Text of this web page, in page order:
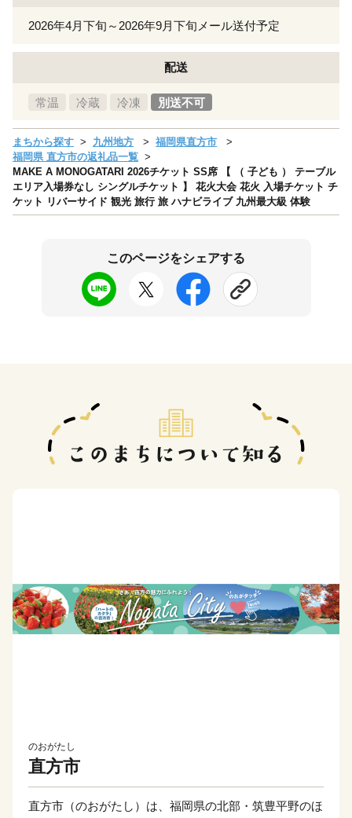
2026年4月下旬～2026年9月下旬メール送付予定
配送
常温 冷蔵 冷凍 別送不可
まちから探す 九州地方
福岡県直方市
福岡県 直方市の返礼品一覧
MAKE A MONOGATARI 2026チケット SS席 【 （ 子ども ） テーブル
エリア入場券なし シングルチケット 】 花火大会 花火 入場チケット チ
ケット リバーサイド 観光 旅行 旅 ハナビライブ 九州最大級 体験
このページをシェアする
のおがたし
直方市
直方市（のおがたし）は、福岡県の北部・筑豊平野のほ